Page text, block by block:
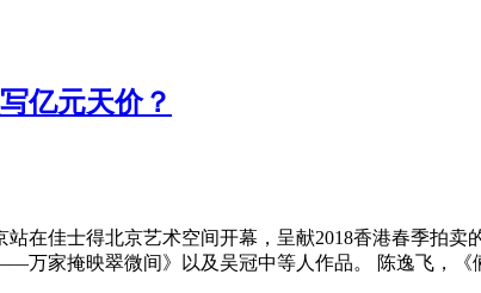
亿元天价？
站在佳士得北京艺术空间开幕，呈献2018香港春季拍
万家掩映翠微间》以及吴冠中等人作品。 陈逸飞，《